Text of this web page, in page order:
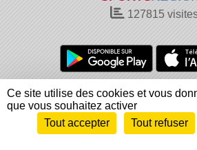
127815
Charte cookies
Gestion
Informations légales
Signaler un
Envie de participer ?
Ce site utilise des cookies et vous
que vous souhaitez activer
Tout accepter
Tout refuser